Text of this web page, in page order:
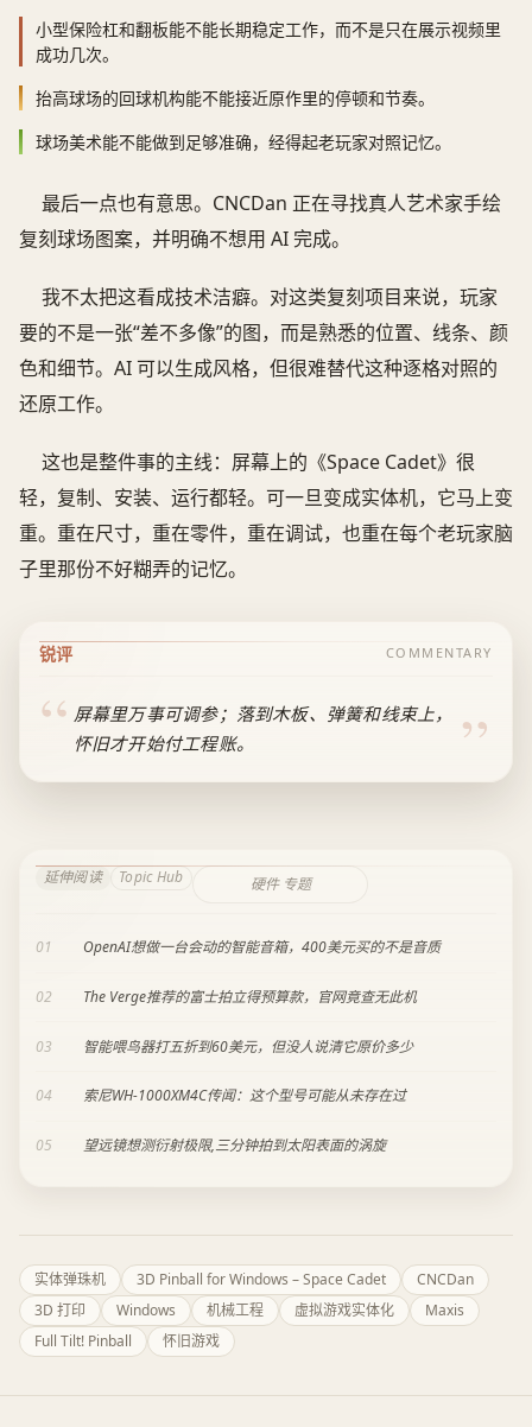
小型保险杠和翻板能不能长期稳定工作，而不是只在展示视频里
成功几次。
抬高球场的回球机构能不能接近原作里的停顿和节奏。
球场美术能不能做到足够准确，经得起老玩家对照记忆。
最后一点也有意思。CNCDan 正在寻找真人艺术家手绘
复刻球场图案，并明确不想用 AI 完成。
我不太把这看成技术洁癖。对这类复刻项目来说，玩家
要的不是一张“差不多像”的图，而是熟悉的位置、线条、颜
色和细节。AI 可以生成风格，但很难替代这种逐格对照的
还原工作。
这也是整件事的主线：屏幕上的《Space Cadet》很
轻，复制、安装、运行都轻。可一旦变成实体机，它马上变
重。重在尺寸，重在零件，重在调试，也重在每个老玩家脑
子里那份不好糊弄的记忆。
锐评 COMMENTARY
屏幕里万事可调参；落到木板、弹簧和线束上，
怀旧才开始付工程账。
延伸阅读 Topic Hub 硬件 专题
01 OpenAI想做一台会动的智能音箱，400美元买的不是音质
02 The Verge推荐的富士拍立得预算款，官网竟查无此机
03 智能喂鸟器打五折到60美元，但没人说清它原价多少
04 索尼WH-1000XM4C传闻：这个型号可能从未存在过
05 望远镜想测衍射极限,三分钟拍到太阳表面的涡旋
实体弹珠机 3D Pinball for Windows – Space Cadet
CNCDan
3D 打印
Windows 机械工程 虚拟游戏实体化
Maxis
Full Tilt! Pinball
怀旧游戏